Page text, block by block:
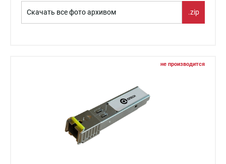
Скачать все фото архивом .zip
не производится